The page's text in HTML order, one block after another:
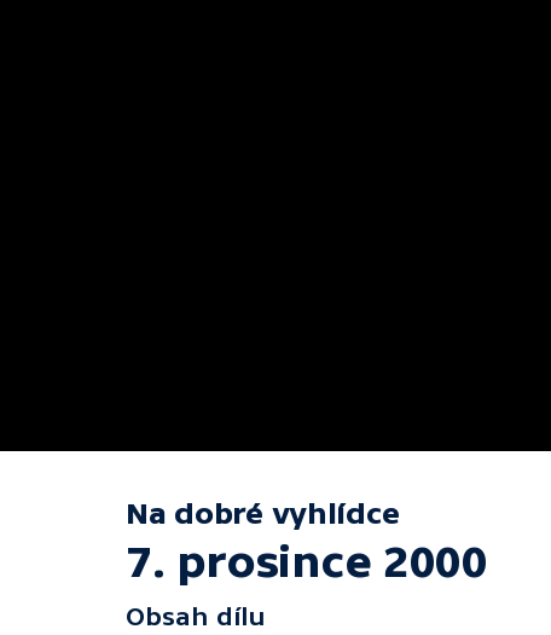
Na dobré vyhlídce
7. prosince 2000
Obsah dílu